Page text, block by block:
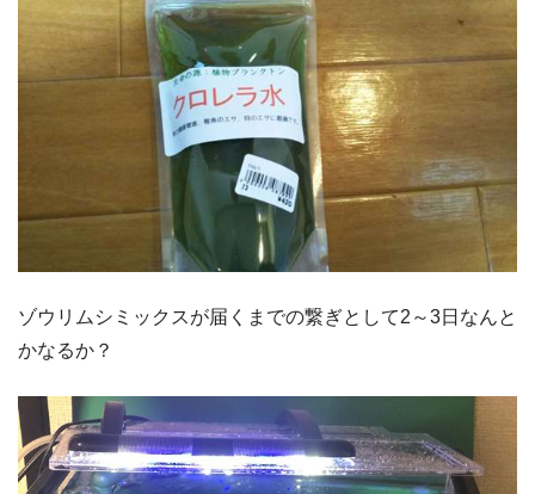
ゾウリムシミックスが届くまでの繋ぎとして2～3日なんと
かなるか？